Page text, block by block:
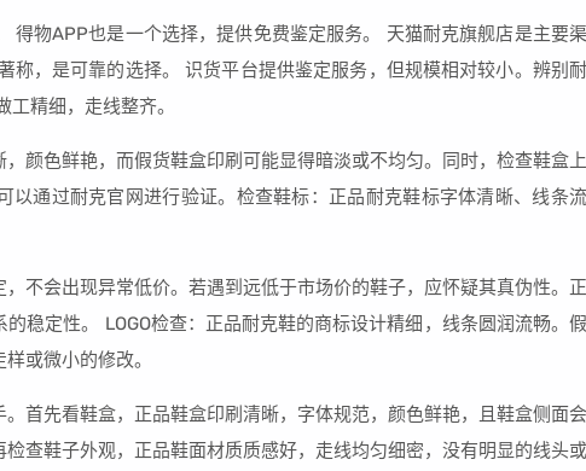
得物APP也是一个选择，提供免费鉴定服务。 天猫耐克旗舰店是主要渠
称，是可靠的选择。 识货平台提供鉴定服务，但规模相对较小。辨别耐
精细，走线整齐。
颜色鲜艳，而假货鞋盒印刷可能显得暗淡或不均匀。同时，检查鞋盒上
以通过耐克官网进行验证。检查鞋标：正品耐克鞋标字体清晰、线条流
不会出现异常低价。若遇到远低于市场价的鞋子，应怀疑其真伪性。正
稳定性。 LOGO检查：正品耐克鞋的商标设计精细，线条圆润流畅。假
或微小的修改。
首先看鞋盒，正品鞋盒印刷清晰，字体规范，颜色鲜艳，且鞋盒侧面会
查鞋子外观，正品鞋面材质质感好，走线均匀细密，没有明显的线头或